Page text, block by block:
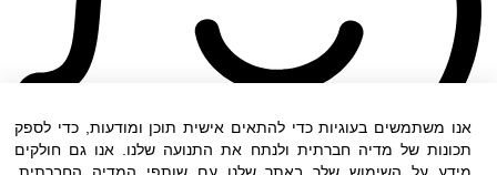
אנו משתמשים בעוגיות כדי להתאים אישית תוכן ומודעות, כדי לספק
תכונות של מדיה חברתית ולנתח את התנועה שלנו. אנו גם חולקים